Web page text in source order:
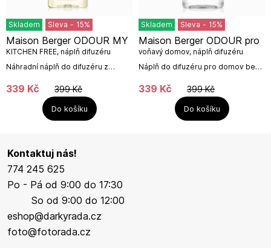
Skladem Sleva - 15%
Náhradní náplň do difuzéru z
kuchyňským zápachům od firmy
Maison Berger Paris.Fresh &...
Maison Berger ODOUR MY
KITCHEN FREE, náplň difuzéru
200ml
339 Kč 399Kč
Do košíku
Skladem Sleva - 15%
Náplň do difuzéru pro domov bez
kolekce proti zápachům v
domácnosti.Objem: 200 mlNázev...
Maison Berger ODOUR pro
voňavý domov, náplň difuzéru
200ml
339 Kč 399Kč
Do košíku
Kontaktuj nás!
774 245 625
Po - Pá od 9:00 do 17:30
So od 9:00 do 12:00
eshop@darkyrada.cz
foto@fotorada.cz